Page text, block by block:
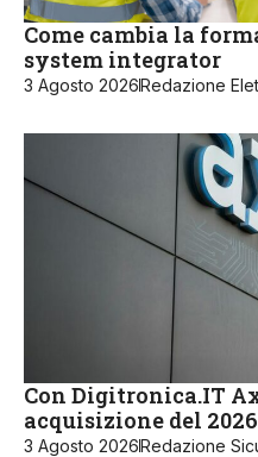
Come cambia la
system integrator
3 Agosto 2026Redazione
Con Digitronica.IT
acquisizione del 2026
3 Agosto 2026Redazione